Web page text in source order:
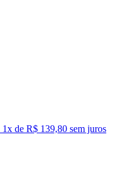
1x de R$ 139,80 sem juros